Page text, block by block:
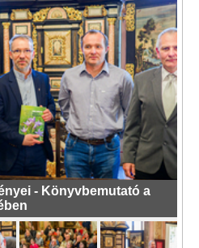
- Könyvbemutató a